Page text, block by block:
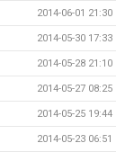
2014-06-01 21:30
2014-05-30 17:33
2014-05-28 21:10
2014-05-27 08:25
2014-05-25 19:44
2014-05-23 06:51